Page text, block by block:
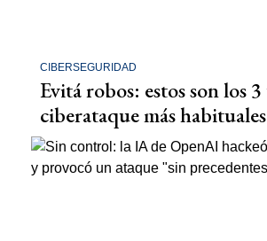
CIBERSEGURIDAD
Evitá robos: estos son los
ciberataque más habituales